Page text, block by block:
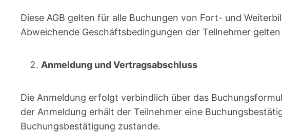
Diese AGB gelten für alle Buchungen von Fort- und
Abweichende Geschäftsbedingungen der Teilnehmer
Anmeldung und Vertragsabschluss
Die Anmeldung erfolgt verbindlich über das
der Anmeldung erhält der Teilnehmer eine
Buchungsbestätigung zustande.